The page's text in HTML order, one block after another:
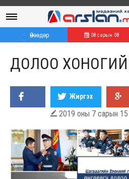
Өнөөдөр 08 сарын 08
ДОЛОО
Жиргэх
 2019 оны 7 сарын 15